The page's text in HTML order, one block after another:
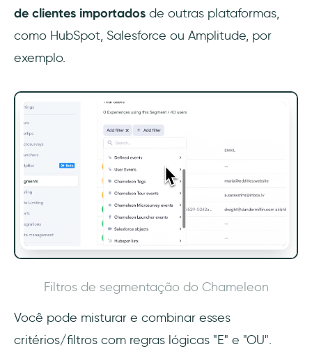
de clientes importados de outras plataformas,
como HubSpot, Salesforce ou Amplitude, por
exemplo.
Filtros de segmentação do Chameleon
Você pode misturar e combinar esses
critérios/filtros com regras lógicas "E" e "OU".